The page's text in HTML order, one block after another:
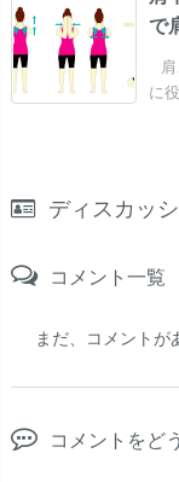
で
に
ディスカッ
コメント一覧
まだ、コメントが
コメントをど